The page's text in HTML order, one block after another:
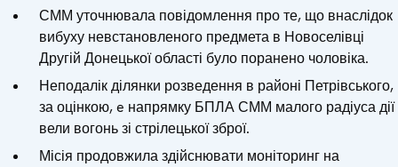
СММ уточнювала повідомлення про те, що внаслідок
вибуху невстановленого предмета в Новоселівці
Другій Донецької області було поранено чоловіка.
Неподалік ділянки розведення в районі Петрівського,
за оцінкою, e напрямку БПЛА СММ малого радіуса дії
вели вогонь зі стрілецької зброї.
Місія продовжила здійснювати моніторинг на